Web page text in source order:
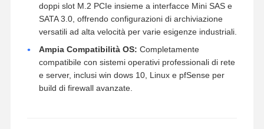
doppi slot M.2 PCIe insieme a interfacce Mini SAS e
SATA 3.0, offrendo configurazioni di archiviazione
versatili ad alta velocità per varie esigenze industriali.
Ampia Compatibilità OS: Completamente
compatibile con sistemi operativi professionali di rete
e server, inclusi win dows 10, Linux e pfSense per
build di firewall avanzate.